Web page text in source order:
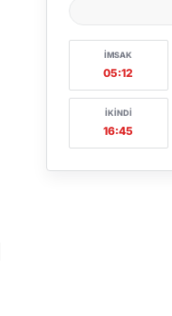
İMSAK
05:12
İKINDI
16:45